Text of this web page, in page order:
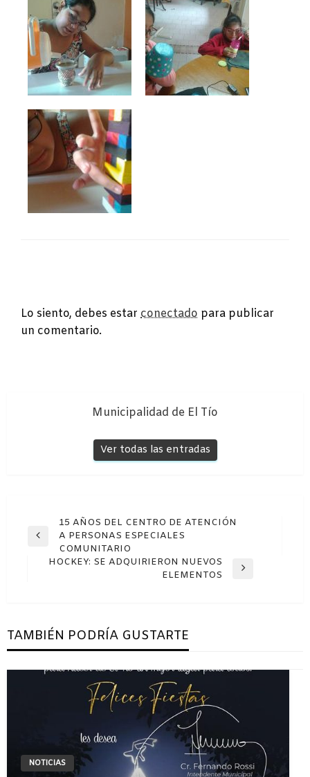
Lo siento, debes estar conectado para publicar
un comentario.
Municipalidad de El Tío
Ver todas las entradas
Navegación
de
entradas
Entrada
anterior
15 AÑOS DEL CENTRO DE ATENCIÓN
A PERSONAS ESPECIALES
COMUNITARIO
HOCKEY: SE ADQUIRIERON NUEVOS
ELEMENTOS
TAMBIÉN PODRÍA GUSTARTE
NOTICIAS